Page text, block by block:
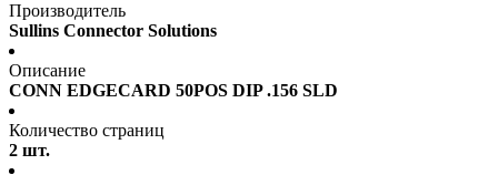
Производитель
Sullins Connector Solutions
Описание
CONN EDGECARD 50POS DIP .156 SLD
Количество страниц
2 шт.